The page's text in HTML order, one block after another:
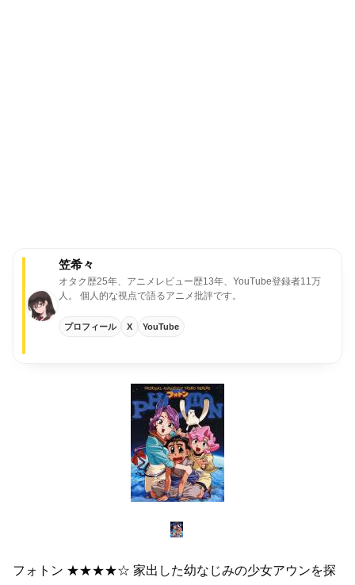
笠希々
オタク歴25年、アニメレビュー歴13年、YouTube登録者11万
人。
個人的な視点で語るアニメ批評です。
プロフィール X YouTube
フォトン ★★★★☆ 家出した幼なじみの少女アウンを探